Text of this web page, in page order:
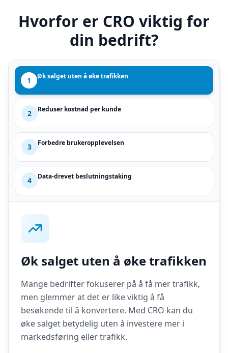
Hvorfor er CRO viktig for
din bedrift?
1 Øk salget uten å øke trafikken
2 Reduser kostnad per kunde
3 Forbedre brukeropplevelsen
4 Data-drevet beslutningstaking
Øk salget uten å øke trafikken
Mange bedrifter fokuserer på å få mer trafikk,
men glemmer at det er like viktig å få
besøkende til å konvertere. Med CRO kan du
øke salget betydelig uten å investere mer i
markedsføring eller trafikk.